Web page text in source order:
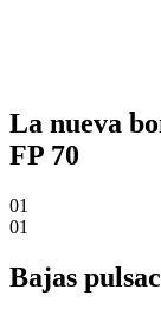
La nueva
FP 70
01
01
Bajas